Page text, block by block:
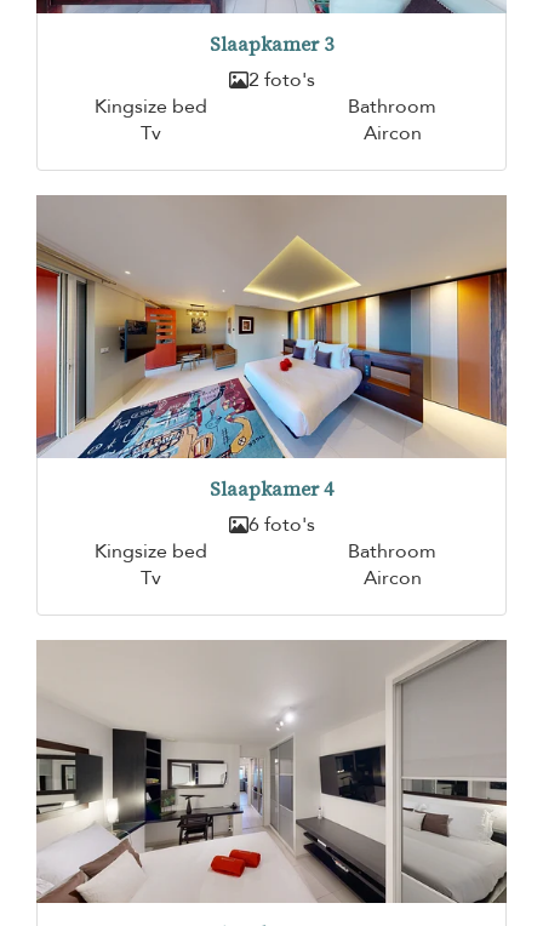
Slaapkamer 3
2 foto's
Kingsize bed
Bathroom
Tv
Aircon
Slaapkamer 4
6 foto's
Kingsize bed
Bathroom
Tv
Aircon